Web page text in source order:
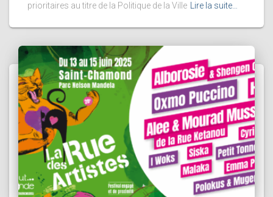
prioritaires au titre de la Politique de la Ville Lire la suite…